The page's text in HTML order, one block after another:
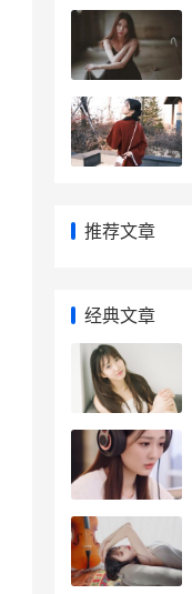
推荐文章
经典文章